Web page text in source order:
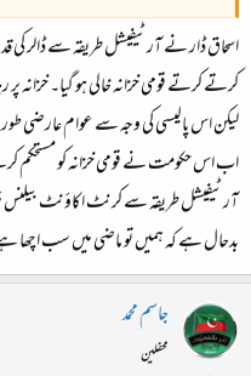
کرتے کرتے قومی خزانہ خالی ہو گیا۔ خزانہ
لیکن اس پالیسی کی وجہ سے عوام عارضی
اب اس حکومت نے قومی خزانہ کو مستحکم
آرٹیفیشل طریقہ سے کرنٹ اکاؤنٹ بیلنس
بدحال ہے کہ ہمیں تو ماضی میں سب اچھا
جاسم محمد
محفلین